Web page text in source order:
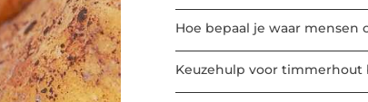
Hoe bepaal je waar mensen
Keuzehulp voor